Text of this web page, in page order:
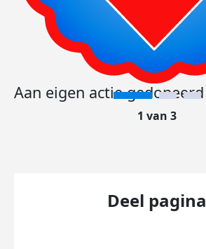
Aan eigen actie gedoneerd
1 van 3
Deel pagina